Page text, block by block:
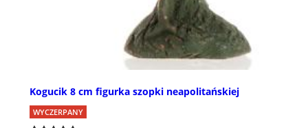
Kogucik 8 cm figurka szopki neapolitańskiej
WYCZERPANY